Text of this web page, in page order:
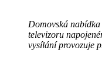
Domovská
televizoru
vysílání provozuje